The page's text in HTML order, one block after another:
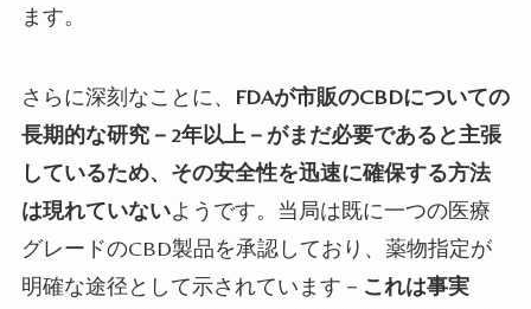
ます。
さらに深刻なことに、 FDAが市販のCBDについての
長期的な研究－2年以上－がまだ必要であると主張
しているため、その安全性を迅速に確保する方法
は現れていないようです。当局は既に一つの医療
グレードのCBD製品を承認しており、薬物指定が
明確な途径として示されています－ これは事実